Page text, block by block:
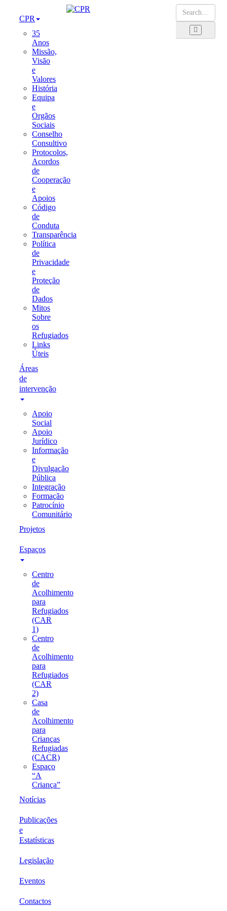
CPR
35
Anos
Missão,
Visão
e
Valores
História
Equipa
e
Orgãos
Sociais
Conselho
Consultivo
Protocolos,
Acordos
de
Cooperação
e
Apoios
Código
de
Conduta
Transparência
Política
de
Privacidade
e
Proteção
de
Dados
Mitos
Sobre
os
Refugiados
Links
Úteis
Áreas
de
intervenção
Apoio
Social
Apoio
Jurídico
Informação
e
Divulgação
Pública
Integração
Formação
Patrocínio
Comunitário
Projetos
Espaços
Centro
de
Acolhimento
para
Refugiados
(CAR
1)
Centro
de
Acolhimento
para
Refugiados
(CAR
2)
Casa
de
Acolhimento
para
Crianças
Refugiadas
(CACR)
Espaço
“A
Criança”
Notícias
Publicações
e
Estatísticas
Legislação
Eventos
Contactos